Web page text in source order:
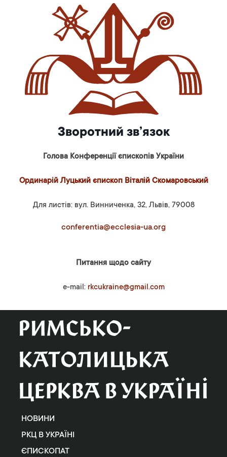
Зворотний зв’язок
Голова Конференції єпископів України
Ординарій Луцький єпископ Віталій Скомаровський
Для листів: вул. Винниченка, 32, Львів, 79008
conferentia@ecclesia-ua.org
Питання щодо сайту
e-mail: rkcukraine@gmail.com
НОВИНИ
РКЦ В УКРАЇНІ
ЄПИСКОПАТ